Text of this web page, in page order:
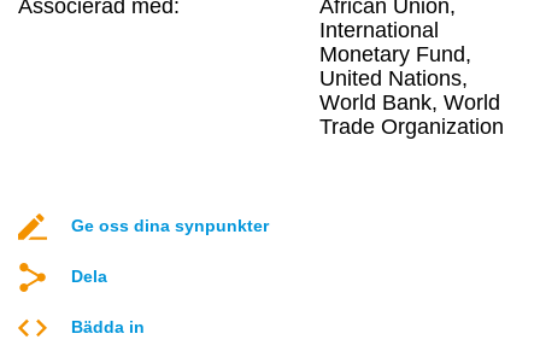
Associerad med:
African Union,
International
Monetary Fund,
United Nations,
World Bank, World
Trade Organization
Ge oss dina synpunkter
Dela
Bädda in